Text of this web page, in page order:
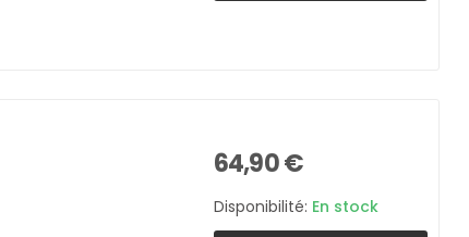
64,90 €
Disponibilité: En stock